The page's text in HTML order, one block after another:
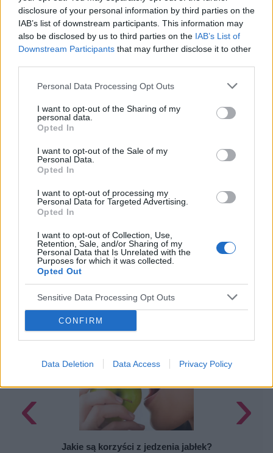
disclosure of your personal information by third parties on the
IAB’s list of downstream participants. This information may
also be disclosed by us to third parties on the IAB’s List of
Downstream Participants that may further disclose it to other
Personal Data Processing Opt Outs
I want to opt-out of the Sharing of my
personal data.
Opted In
I want to opt-out of the Sale of my
Personal Data.
Opted In
I want to opt-out of processing my
Personal Data for Targeted Advertising.
Opted In
I want to opt-out of Collection, Use,
Retention, Sale, and/or Sharing of my
Personal Data that Is Unrelated with the
Purposes for which it was collected.
Opted Out
Sensitive Data Processing Opt Outs
CONFIRM
Data Deletion Data Access Privacy Policy
POWIĄZANE
Tematy dziecko zdrowie malucha
POWIĄZANE ARTYKUŁY
Jakie są korzyści z jedzenia jabłek?
‹ ›